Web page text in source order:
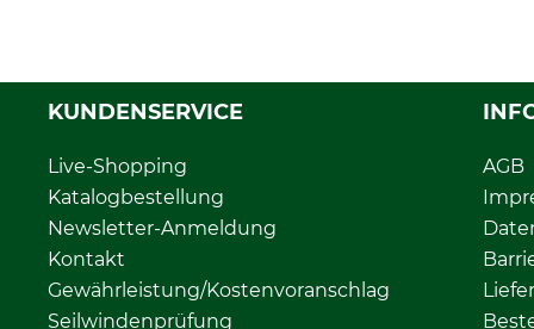
KUNDENSERVICE
Live-Shopping
Katalogbestellung
Newsletter-Anmeldung
Kontakt
Gewährleistung/Kostenvoranschlag
Seilwindenprüfung
AGB